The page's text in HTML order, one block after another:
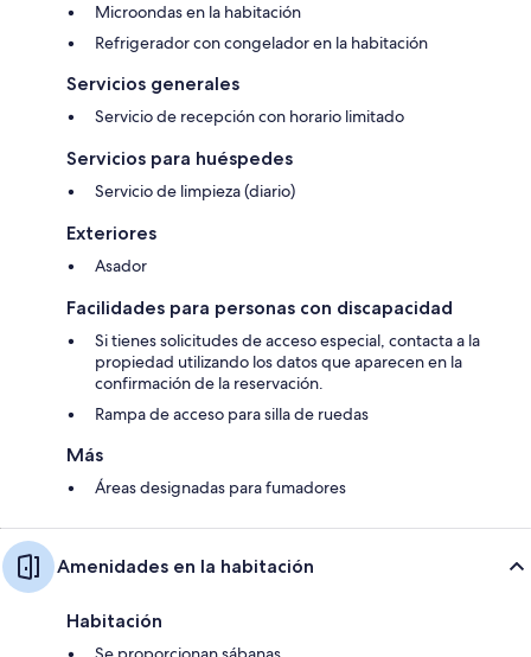
Microondas en la habitación
Refrigerador con congelador en la habitación
Servicios generales
Servicio de recepción con horario limitado
Servicios para huéspedes
Servicio de limpieza (diario)
Exteriores
Asador
Facilidades para personas con discapacidad
Si tienes solicitudes de acceso especial, contacta a la
propiedad utilizando los datos que aparecen en la
confirmación de la reservación.
Rampa de acceso para silla de ruedas
Más
Áreas designadas para fumadores
Amenidades en la habitación
Habitación